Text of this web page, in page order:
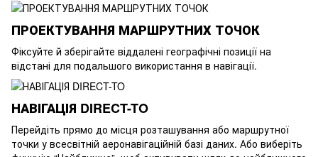
ПРОЕКТУВАННЯ МАРШРУТНИХ ТОЧОК
Фіксуйте й зберігайте віддалені географічні позиції на
відстані для подальшого використання в навігації.
НАВІГАЦІЯ DIRECT-TO
Перейдіть прямо до місця розташування або маршрутної
точки у всесвітній аеронавігаційній базі даних. Або виберіть